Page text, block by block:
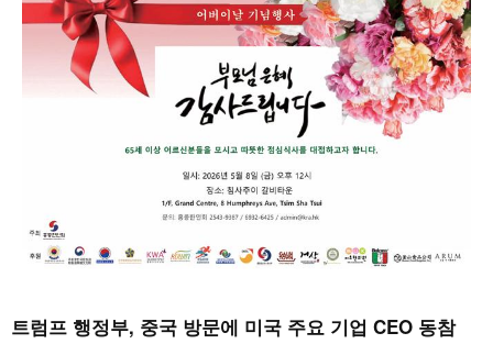
트럼프 행정부, 중국 방문에 미국 주요 기업 CEO 동참